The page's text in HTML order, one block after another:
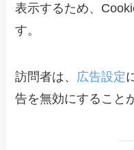
表示するため、
す。
訪問者は、 広告設定
告を無効にすること